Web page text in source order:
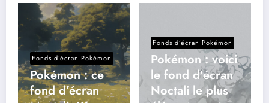
Fonds d’écran Pokémon
Pokémon : ce
fond d’écran
Fonds d’écran Pokémon
Pokémon : voici
le fond d’écran
Noctali le plus